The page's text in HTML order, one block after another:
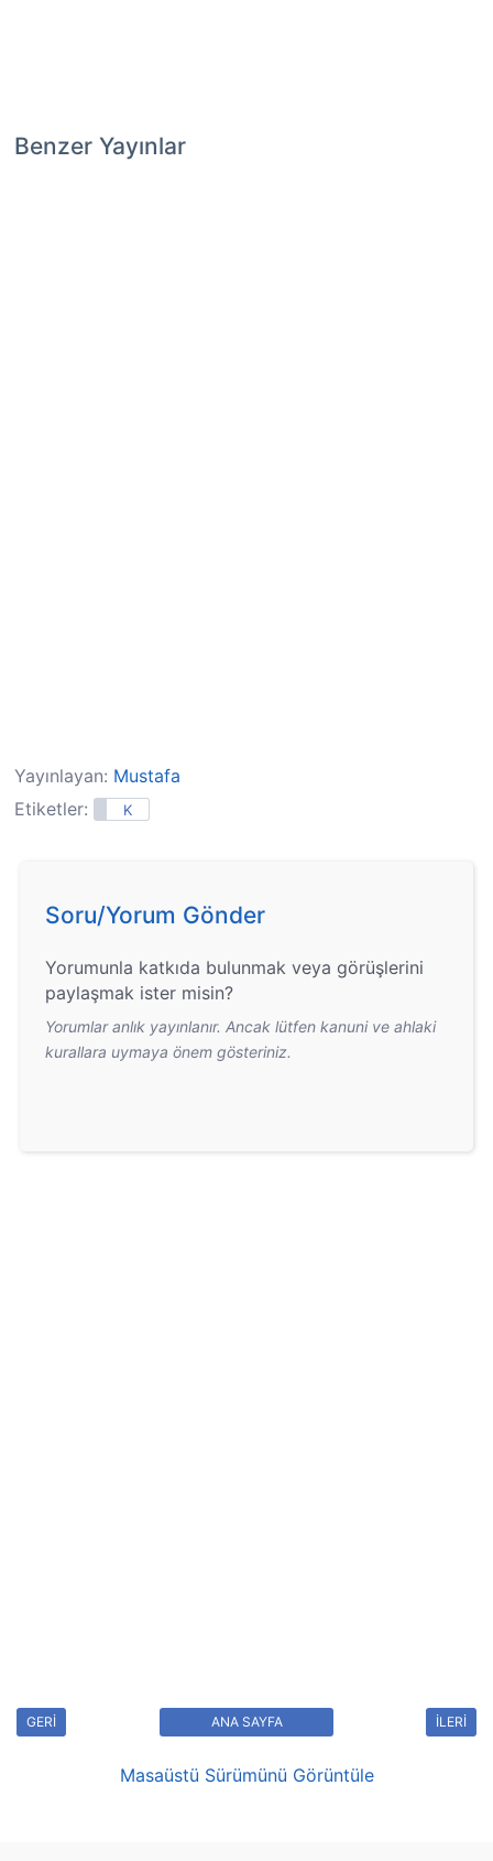
Benzer Yayınlar
Yayınlayan: Mustafa
Etiketler:
K
Soru/Yorum Gönder
Yorumunla katkıda bulunmak veya görüşlerini
paylaşmak ister misin?
Yorumlar anlık yayınlanır. Ancak lütfen kanuni ve ahlaki
kurallara uymaya önem gösteriniz.
GERİ İLERİ
ANA SAYFA
Masaüstü Sürümünü Görüntüle